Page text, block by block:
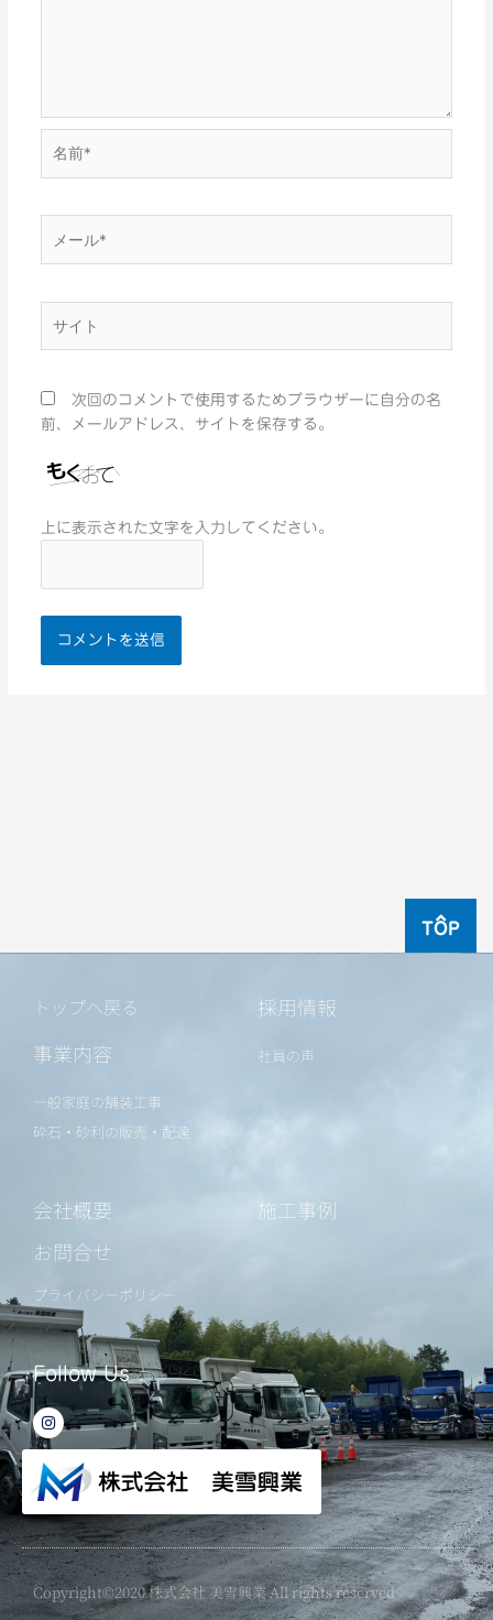
ー
*
次回のコメントで使用するためブラウザーに自分の名
前、メールアドレス、サイトを保存する。
上に表示された文字を入力してください。
TOP
トップへ戻る
事業内容
一般家庭の舗装工事
砕石・砂利の販売・配達
採用情報
社員の声
会社概要
施工事例
お問合せ
プライバシーポリシー
Follow Us
I
n
s
a
g
a
m
Copyright©2020 株式会社 美雪興業 All rights reserved